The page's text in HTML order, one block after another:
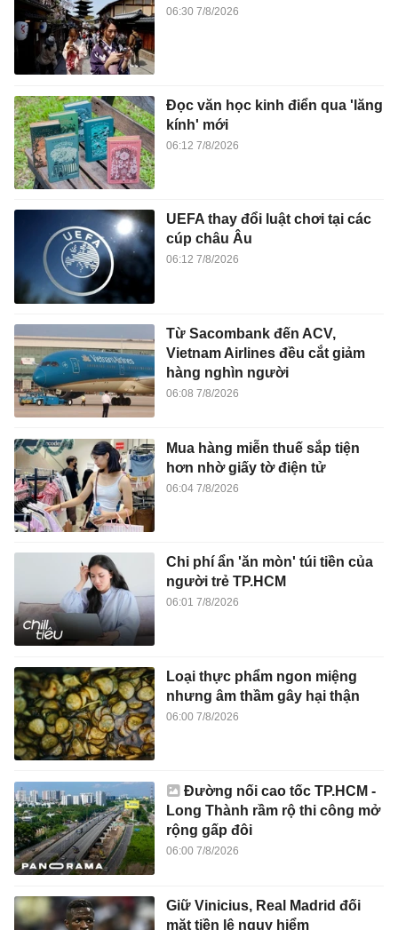
06:30 7/8/2026
Đọc văn học kinh điển qua 'lăng
kính' mới
06:12 7/8/2026
UEFA thay đổi luật chơi tại các
cúp châu Âu
06:12 7/8/2026
Từ Sacombank đến ACV,
Vietnam Airlines đều cắt giảm
hàng nghìn người
06:08 7/8/2026
Mua hàng miễn thuế sắp tiện
hơn nhờ giấy tờ điện tử
06:04 7/8/2026
Chi phí ẩn 'ăn mòn' túi tiền của
người trẻ TP.HCM
06:01 7/8/2026
Loại thực phẩm ngon miệng
nhưng âm thầm gây hại thận
06:00 7/8/2026
Đường nối cao tốc TP.HCM -
Long Thành rầm rộ thi công mở
rộng gấp đôi
06:00 7/8/2026
Giữ Vinicius, Real Madrid đối
mặt tiền lệ nguy hiểm